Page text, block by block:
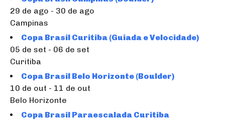
29 de ago - 30 de ago
Campinas
Copa Brasil Curitiba (Guiada e Velocidade)
05 de set - 06 de set
Curitiba
Copa Brasil Belo Horizonte (Boulder)
10 de out - 11 de out
Belo Horizonte
Copa Brasil Paraescalada Curitiba